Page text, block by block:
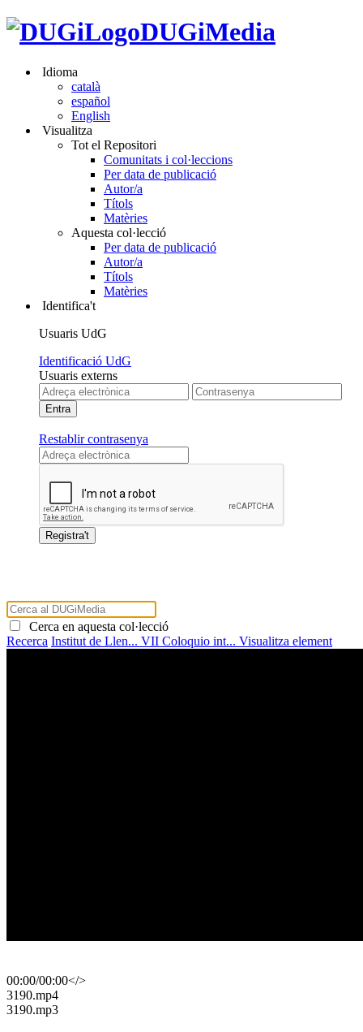
DUGiMedia
Idioma
català
español
English
Visualitza
Tot el Repositori
Comunitats i col·leccions
Per data de publicació
Autor/a
Títols
Matèries
Aquesta col·lecció
Per data de publicació
Autor/a
Títols
Matèries
Identifica't
Usuaris UdG
Identificació UdG
Usuaris externs
Restablir contrasenya
Cerca en aquesta col·lecció
Recerca Institut de Llen... VII Coloquio int... Visualitza element
00:00/00:00</>
​3190.mp4
​3190.mp3